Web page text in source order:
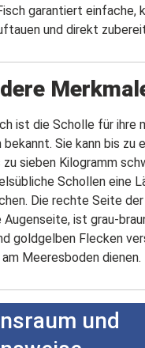
garantiert einfache,
und direkt
ist die Scholle für ihre
bekannt. Sie kann bis zu
zu sieben Kilogramm
Schollen eine
Die rechte Seite
Augenseite, ist grau-
goldgelben Flecken
Meeresboden dienen.
und